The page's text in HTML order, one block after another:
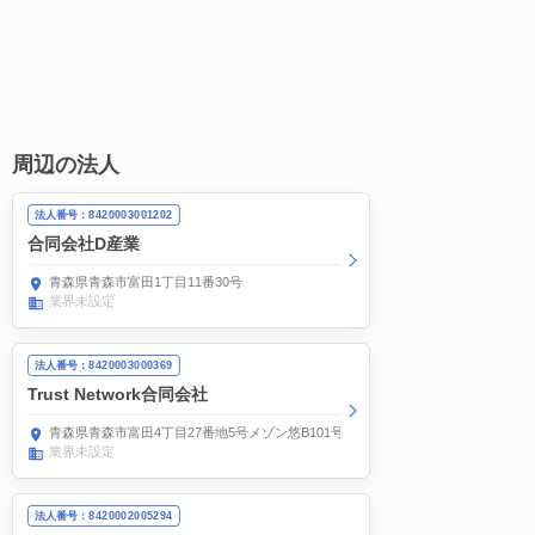
周辺の法人
法人番号：8420003001202
合同会社D産業
青森県青森市富田1丁目11番30号
業界未設定
法人番号：8420003000369
Trust Network合同会社
青森県青森市富田4丁目27番地5号メゾン悠B101号室
業界未設定
法人番号：8420002005294